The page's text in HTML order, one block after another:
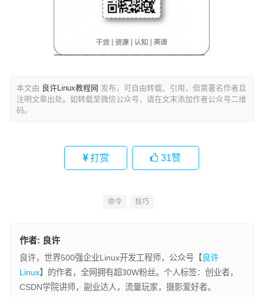
本文由 良许Linux教程网 发布，可自由转载、引用，但需署名作者且
注明文章出处。如转载至微信公众号，请在文末添加作者公众号二维
码。
打赏 31赞
命令 技巧
作者: 良许
良许，世界500强企业Linux开发工程师，公众号【 良许
Linux】的作者，全网拥有超30W粉丝。个人标签：创业者，
CSDN学院讲师，副业达人，流量玩家，摄影爱好者。